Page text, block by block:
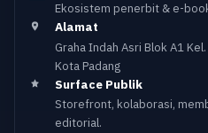
Ekosistem penerbit & e-
Alamat
Graha Indah Asri Blok A1
Kota Padang
Surface Publik
Storefront, kolaborasi,
editorial.